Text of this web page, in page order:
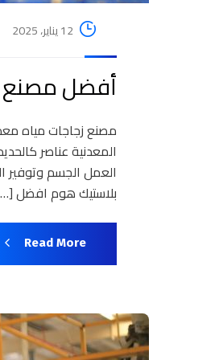
12 يناير، 2025
أفضل مصنع
المعدنية عناصر
العمل الجسم وتوفير
بلاستيك هوم افضل
Read More